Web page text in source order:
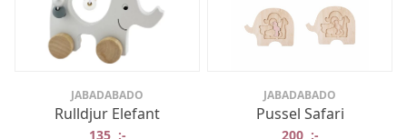
JABADABADO
Rulldjur Elefant
135 :-
JABADABADO
Pussel Safari
200 :-